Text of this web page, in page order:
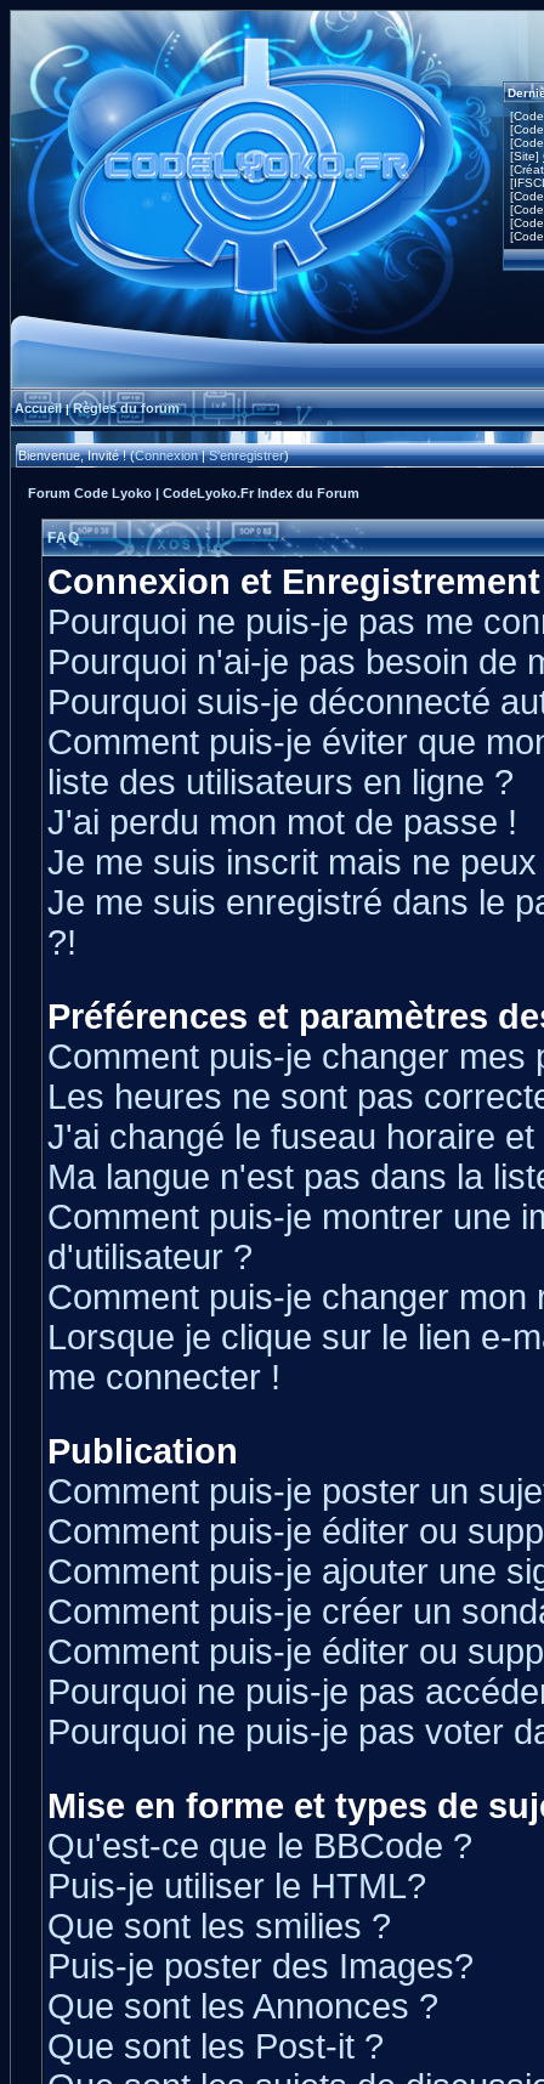
[Site]
Accueil|Règles du forum
Bienvenue, Invité ! (Connexion|S'enregistrer)
Forum Code Lyoko | CodeLyoko.Fr Index du Forum
FAQ
Connexion et Enregistrement
Pourquoi ne puis-je pas me
Pourquoi n'ai-je pas besoin de
Pourquoi suis-je déconnecté
Comment puis-je éviter que
liste des utilisateurs en ligne ?
J'ai perdu mon mot de passe !
Je me suis inscrit mais ne
Je me suis enregistré dans le
?!
Préférences et paramètres
Comment puis-je changer mes
Les heures ne sont pas
J'ai changé le fuseau horaire
Ma langue n'est pas dans la
Comment puis-je montrer une
d'utilisateur ?
Comment puis-je changer mon
Lorsque je clique sur le lien e-
me connecter !
Publication
Comment puis-je poster un
Comment puis-je éditer ou
Comment puis-je ajouter une
Comment puis-je créer un
Comment puis-je éditer ou
Pourquoi ne puis-je pas
Pourquoi ne puis-je pas voter
Mise en forme et types de
Qu'est-ce que le BBCode ?
Puis-je utiliser le HTML?
Que sont les smilies ?
Puis-je poster des Images?
Que sont les Annonces ?
Que sont les Post-it ?